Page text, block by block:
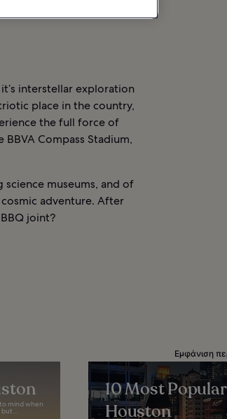
interstellar exploration
place in the country,
the full force of
Compass Stadium,
museums, and of
adventure. After
joint?
Εμφάνιση
mind when
but...
10 Most
Houston